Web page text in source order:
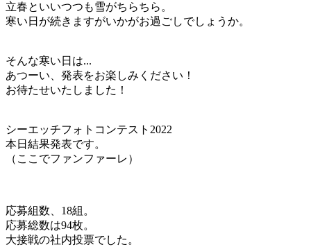
立春といいつつも雪がちらちら。
寒い日が続きますがいかがお過ごしでしょうか。
そんな寒い日は...
あつーい、発表をお楽しみください！
お待たせいたしました！
シーエッチフォトコンテスト2022
本日結果発表です。
（ここでファンファーレ）
応募組数、18組。
応募総数は94枚。
大接戦の社内投票でした。